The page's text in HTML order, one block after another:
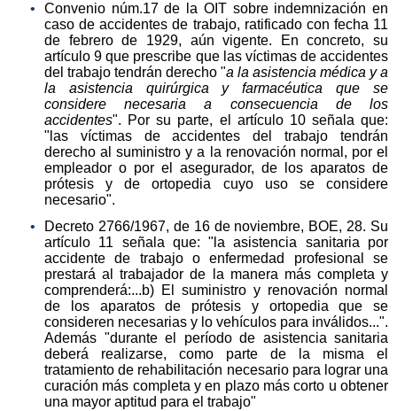
Convenio núm.17 de la OIT sobre indemnización en
caso de accidentes de trabajo, ratificado con fecha 11
de febrero de 1929, aún vigente. En concreto, su
artículo 9 que prescribe que las víctimas de accidentes
del trabajo tendrán derecho "a la asistencia médica y a
la asistencia quirúrgica y farmacéutica que se
considere necesaria a consecuencia de los
accidentes". Por su parte, el artículo 10 señala que:
"las víctimas de accidentes del trabajo tendrán
derecho al suministro y a la renovación normal, por el
empleador o por el asegurador, de los aparatos de
prótesis y de ortopedia cuyo uso se considere
necesario".
Decreto 2766/1967, de 16 de noviembre, BOE, 28. Su
artículo 11 señala que: "la asistencia sanitaria por
accidente de trabajo o enfermedad profesional se
prestará al trabajador de la manera más completa y
comprenderá:...b) El suministro y renovación normal
de los aparatos de prótesis y ortopedia que se
consideren necesarias y lo vehículos para inválidos...".
Además "durante el período de asistencia sanitaria
deberá realizarse, como parte de la misma el
tratamiento de rehabilitación necesario para lograr una
curación más completa y en plazo más corto u obtener
una mayor aptitud para el trabajo"